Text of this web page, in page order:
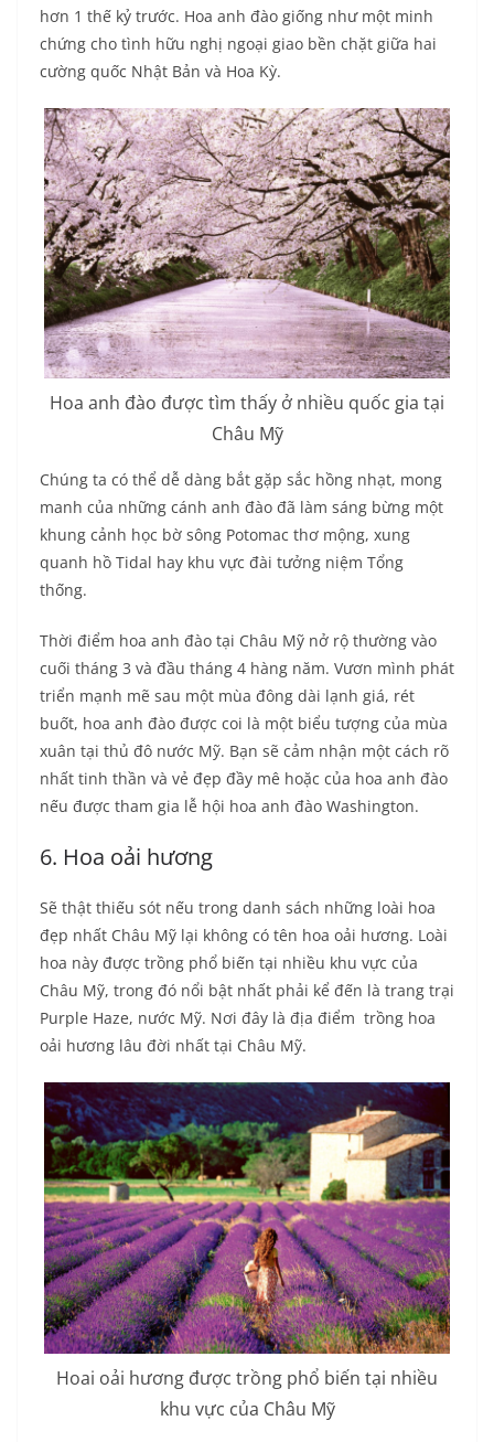
hơn 1 thế kỷ trước. Hoa anh đào giống như một minh
chứng cho tình hữu nghị ngoại giao bền chặt giữa hai
cường quốc Nhật Bản và Hoa Kỳ.
Hoa anh đào được tìm thấy ở nhiều quốc gia tại
Châu Mỹ
Chúng ta có thể dễ dàng bắt gặp sắc hồng nhạt, mong
manh của những cánh anh đào đã làm sáng bừng một
khung cảnh học bờ sông Potomac thơ mộng, xung
quanh hồ Tidal hay khu vực đài tưởng niệm Tổng
thống.
Thời điểm hoa anh đào tại Châu Mỹ nở rộ thường vào
cuối tháng 3 và đầu tháng 4 hàng năm. Vươn mình phát
triển mạnh mẽ sau một mùa đông dài lạnh giá, rét
buốt, hoa anh đào được coi là một biểu tượng của mùa
xuân tại thủ đô nước Mỹ. Bạn sẽ cảm nhận một cách rõ
nhất tinh thần và vẻ đẹp đầy mê hoặc của hoa anh đào
nếu được tham gia lễ hội hoa anh đào Washington.
6. Hoa oải hương
Sẽ thật thiếu sót nếu trong danh sách những loài hoa
đẹp nhất Châu Mỹ lại không có tên hoa oải hương. Loài
hoa này được trồng phổ biến tại nhiều khu vực của
Châu Mỹ, trong đó nổi bật nhất phải kể đến là trang trại
Purple Haze, nước Mỹ. Nơi đây là địa điểm trồng hoa
oải hương lâu đời nhất tại Châu Mỹ.
Hoai oải hương được trồng phổ biến tại nhiều
khu vực của Châu Mỹ